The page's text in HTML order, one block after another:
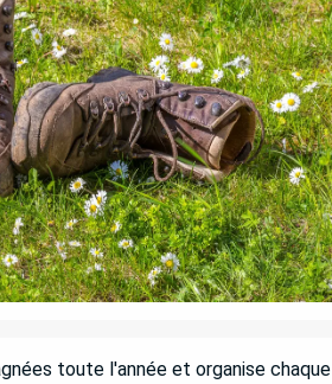
toute l'année et organise chaque